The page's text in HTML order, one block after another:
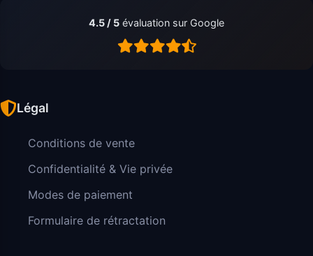
4.5 / 5 évaluation sur Google
Légal
Conditions de vente
Confidentialité & Vie privée
Modes de paiement
Formulaire de rétractation